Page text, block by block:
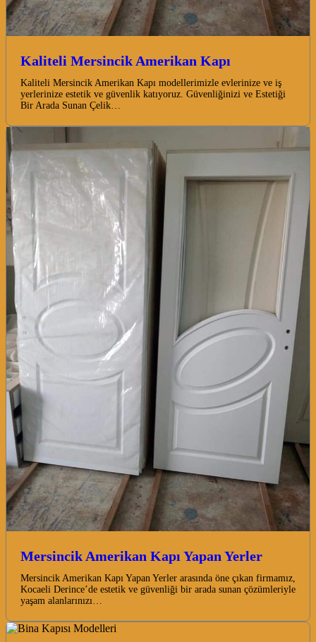
Kaliteli Mersincik Amerikan Kapı
Kaliteli Mersincik Amerikan Kapı modellerimizle evlerinize ve iş
yerlerinize estetik ve güvenlik katıyoruz. Güvenliğinizi ve Estetiği
Bir Arada Sunan Çelik…
Mersincik Amerikan Kapı Yapan Yerler
Mersincik Amerikan Kapı Yapan Yerler arasında öne çıkan firmamız,
Kocaeli Derince’de estetik ve güvenliği bir arada sunan çözümleriyle
yaşam alanlarınızı…